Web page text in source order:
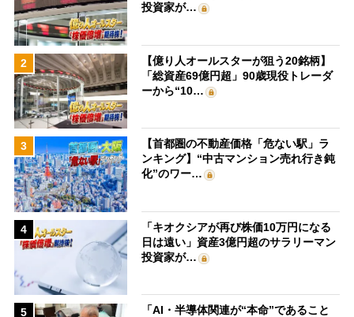
投資家が…
2
【億り人オールスターが狙う20銘柄】
「総資産69億円超」90歳現役トレーダ
ーから“10…
3
【首都圏の不動産価格「危ない駅」ラ
ンキング】“中古マンション売れ行き鈍
化”のワー…
4
「キオクシアが再び株価10万円になる
日は遠い」資産3億円超のサラリーマン
投資家が…
5
「AI・半導体関連が“本命”であること